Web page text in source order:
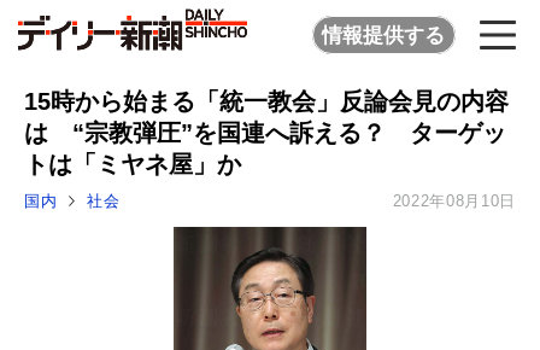
情報提供する
15時から始まる「統一教会」反論会見の内容
は “宗教弾圧”を国連へ訴える？ ターゲッ
トは「ミヤネ屋」か
国内 社会 2022年08月10日